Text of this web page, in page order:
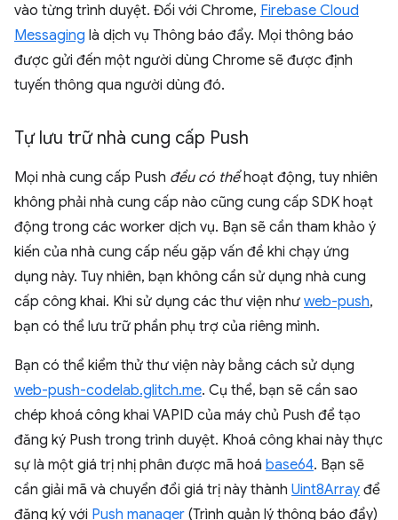
vào từng trình duyệt. Đối với Chrome, Firebase Cloud
Messaging là dịch vụ Thông báo đẩy. Mọi thông báo
được gửi đến một người dùng Chrome sẽ được định
tuyến thông qua người dùng đó.
Tự lưu trữ nhà cung cấp Push
Mọi nhà cung cấp Push đều có thểhoạt động, tuy nhiên
không phải nhà cung cấp nào cũng cung cấp SDK hoạt
động trong các worker dịch vụ. Bạn sẽ cần tham khảo ý
kiến của nhà cung cấp nếu gặp vấn đề khi chạy ứng
dụng này. Tuy nhiên, bạn không cần sử dụng nhà cung
cấp công khai. Khi sử dụng các thư viện như web-push,
bạn có thể lưu trữ phần phụ trợ của riêng mình.
Bạn có thể kiểm thử thư viện này bằng cách sử dụng
web-push-codelab.glitch.me. Cụ thể, bạn sẽ cần sao
chép khoá công khai VAPID của máy chủ Push để tạo
đăng ký Push trong trình duyệt. Khoá công khai này thực
sự là một giá trị nhị phân được mã hoá base64. Bạn sẽ
cần giải mã và chuyển đổi giá trị này thành Uint8Array để
đăng ký với Push manager (Trình quản lý thông báo đẩy)